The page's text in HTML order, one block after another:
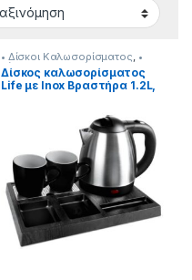
• Δίσκοι Καλωσορίσματος •
Δίσκοι Καλωσορίσματος
Προετοιμασία Πρωινού,Πρωινό
& Καφές
Δίσκος καλωσορίσματος
Life με Inox Βραστήρα 1.2L,